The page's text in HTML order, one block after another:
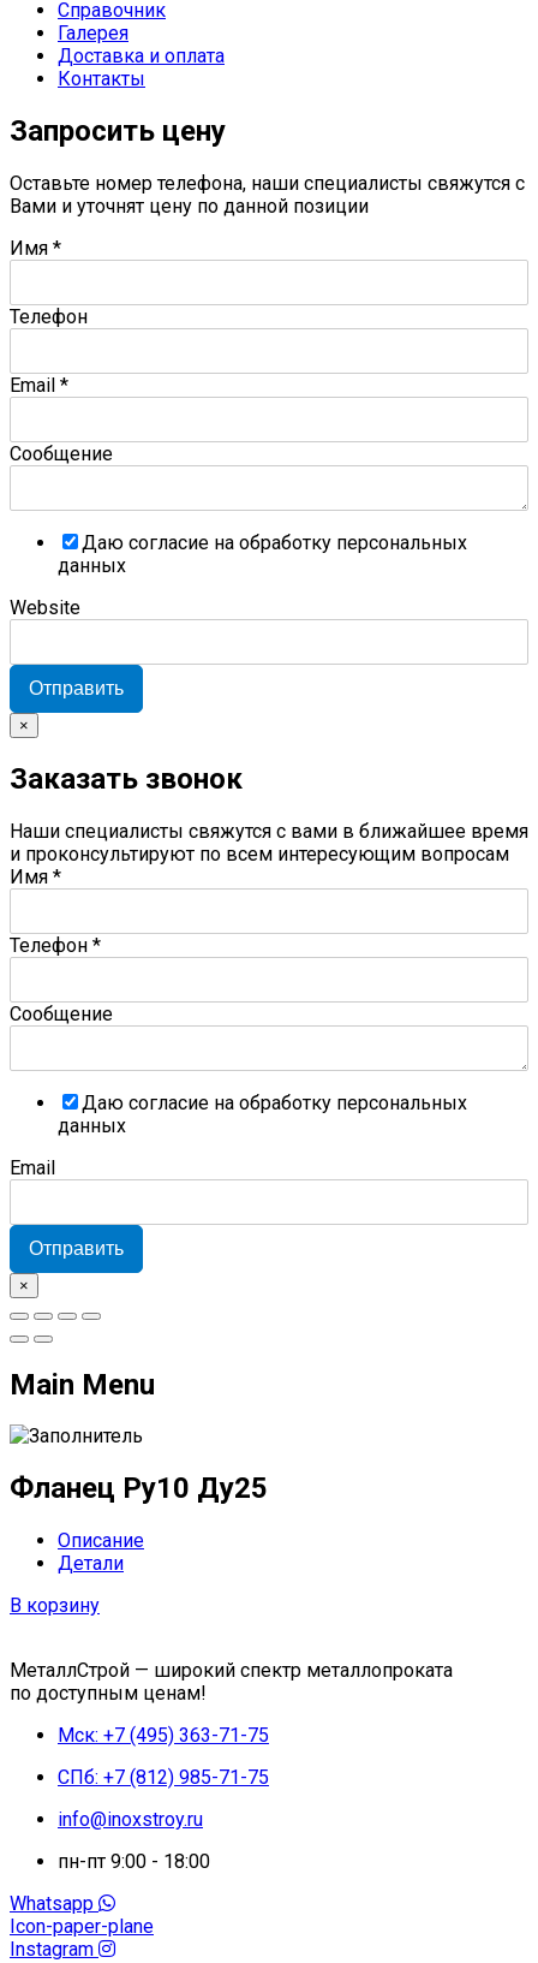
Справочник
Галерея
Доставка и оплата
Контакты
Запросить цену
Оставьте номер телефона, наши специалисты свяжутся с
Вами и уточнят цену по данной позиции
Имя *
Телефон
Email *
Сообщение
Даю согласие на обработку персональных
данных
Website
Отправить
×
Заказать звонок
Наши специалисты свяжутся с вами в ближайшее время
и проконсультируют по всем интересующим вопросам
Имя *
Телефон *
Сообщение
Даю согласие на обработку персональных
данных
Email
Отправить
×
Main Menu
Фланец Ру10 Ду25
Описание
Детали
В корзину
МеталлСтрой — широкий спектр металлопроката
по доступным ценам!
Мск: +7 (495) 363-71-75
СПб: +7 (812) 985-71-75
info@inoxstroy.ru
пн-пт 9:00 - 18:00
Whatsapp
Icon-paper-plane
Instagram